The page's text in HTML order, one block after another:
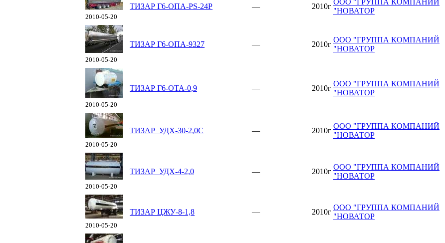
2010-05-20
ТИЗАР Г6-ОПА-PS-24P — 2010г
ООО "ГРУППА КОМПАНИЙ
"НОВАТОР
2010-05-20
ТИЗАР Г6-ОПА-9327 — 2010г
ООО "ГРУППА КОМПАНИЙ
"НОВАТОР
2010-05-20
ТИЗАР Г6-ОТА-0,9 — 2010г
ООО "ГРУППА КОМПАНИЙ
"НОВАТОР
2010-05-20
ТИЗАР УДХ-30-2,0С — 2010г
ООО "ГРУППА КОМПАНИЙ
"НОВАТОР
2010-05-20
ТИЗАР УДХ-4-2,0 — 2010г
ООО "ГРУППА КОМПАНИЙ
"НОВАТОР
2010-05-20
ТИЗАР ЦЖУ-8-1,8 — 2010г
ООО "ГРУППА КОМПАНИЙ
"НОВАТОР